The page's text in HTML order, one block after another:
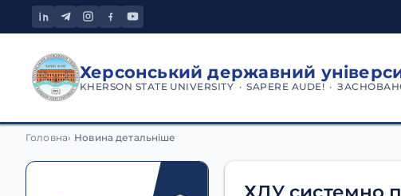
Херсонський державний
KHERSON STATE UNIVERSITY · SAPERE AUDE! ·
Головна Новина детальніше